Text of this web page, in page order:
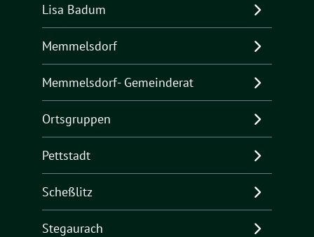
Lisa Badum
Memmelsdorf
Memmelsdorf- Gemeinderat
Ortsgruppen
Pettstadt
Scheßlitz
Stegaurach